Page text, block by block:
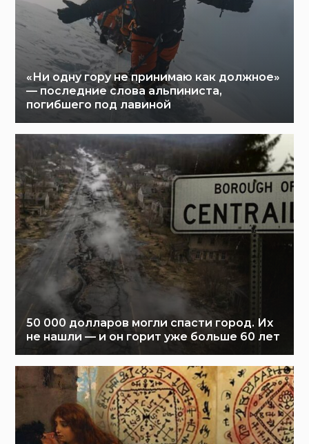
«Ни одну гору не принимаю как должное»
— последние слова альпиниста,
погибшего под лавиной
50 000 долларов могли спасти город. Их
не нашли — и он горит уже больше 60 лет